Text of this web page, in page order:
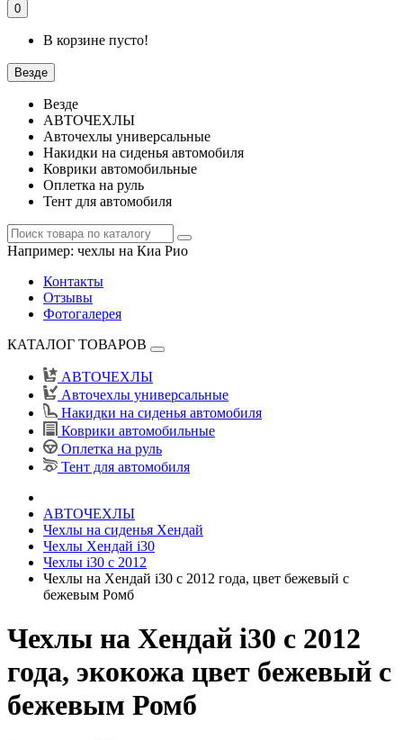
0
В корзине пусто!
Везде
Везде
АВТОЧЕХЛЫ
Авточехлы универсальные
Накидки на сиденья автомобиля
Коврики автомобильные
Оплетка на руль
Тент для автомобиля
Например: чехлы на Киа Рио
Контакты
Отзывы
Фотогалерея
КАТАЛОГ ТОВАРОВ
АВТОЧЕХЛЫ
Авточехлы универсальные
Накидки на сиденья автомобиля
Коврики автомобильные
Оплетка на руль
Тент для автомобиля
АВТОЧЕХЛЫ
Чехлы на сиденья Хендай
Чехлы Хендай i30
Чехлы i30 c 2012
Чехлы на Хендай i30 с 2012 года, цвет бежевый с
бежевым Ромб
Чехлы на Хендай i30 с 2012
года, экокожа цвет бежевый с
бежевым Ромб